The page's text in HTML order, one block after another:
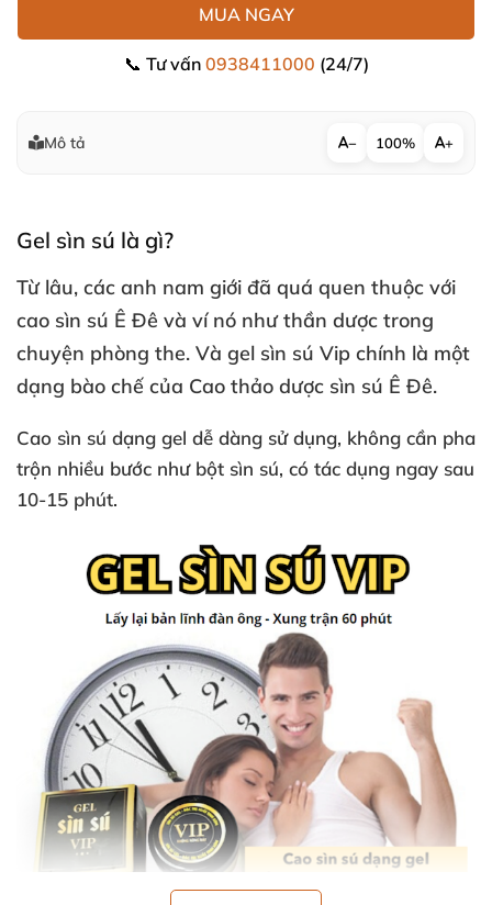
MUA NGAY
📞 Tư vấn 0938411000 (24/7)
Mô tả − 100% +
Gel sìn sú là gì?
Từ lâu, các anh nam giới đã quá quen thuộc với
cao sìn sú Ê Đê và ví nó như thần dược trong
chuyện phòng the. Và gel sìn sú Vip chính là một
dạng bào chế của Cao thảo dược sìn sú Ê Đê.
Cao sìn sú dạng gel dễ dàng sử dụng, không cần pha
trộn nhiều bước như bột sìn sú, có tác dụng ngay sau
10-15 phút.